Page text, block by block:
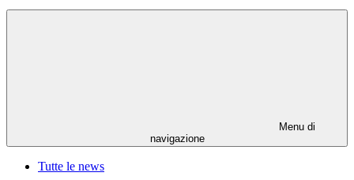
Menu di
navigazione
Tutte le news